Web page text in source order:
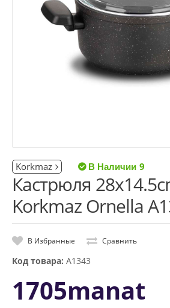
Korkmaz 9
Кастрюля
Korkmaz Ornella
В Избранные Сравнить
Код товара: A1343
1705manat